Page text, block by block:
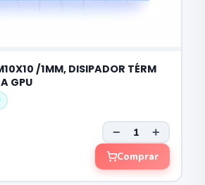
/1MM, DISIPADOR TÉRM
GPU
− +
Comprar